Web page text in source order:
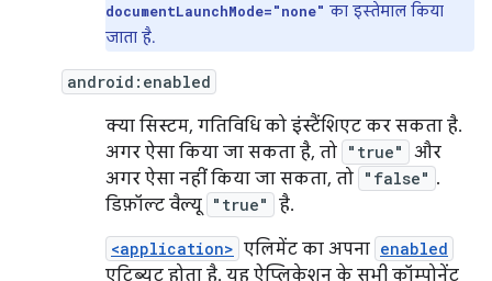
documentLaunchMode="none" का इस्तेमाल किया
जाता है.
android:enabled
क्या सिस्टम, गतिविधि को इंस्टैंशिएट कर सकता है.
अगर ऐसा किया जा सकता है, तो "true"
और
अगर ऐसा नहीं किया जा सकता, तो "false" .
डिफ़ॉल्ट वैल्यू "true" है.
<application> एलिमेंट का अपना enabled
एट्रिब्यूट होता है. यह ऐप्लिकेशन के सभी कॉम्पोनेंट